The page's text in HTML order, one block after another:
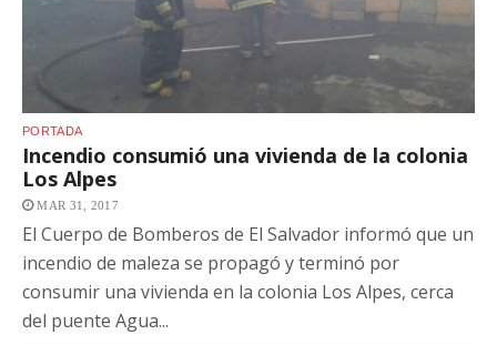
PORTADA
Incendio consumió una vivienda de la colonia
Los Alpes
MAR 31, 2017
El Cuerpo de Bomberos de El Salvador informó que un
incendio de maleza se propagó y terminó por
consumir una vivienda en la colonia Los Alpes, cerca
del puente Agua...